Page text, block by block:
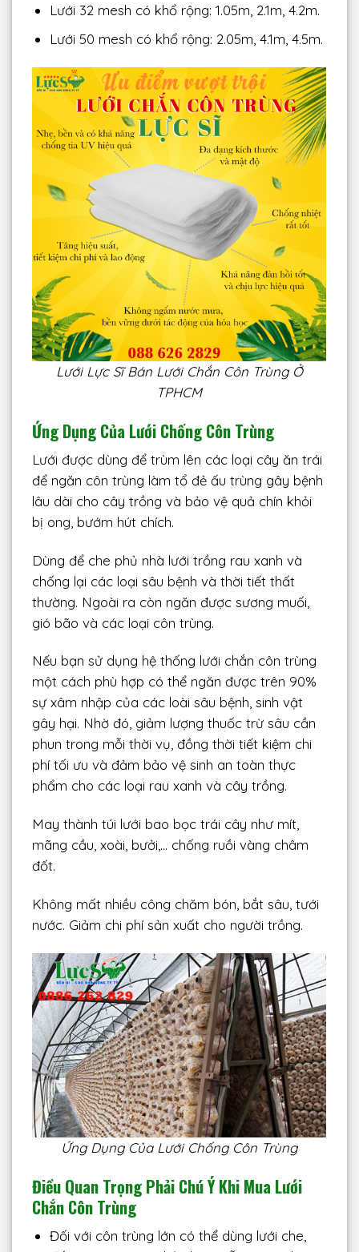
Lưới 32 mesh có khổ rộng: 1.05m, 2.1m, 4.2m.
Lưới 50 mesh có khổ rộng: 2.05m, 4.1m, 4.5m.
Lưới Lực Sĩ Bán Lưới Chắn Côn Trùng Ở
TPHCM
Ứng Dụng Của Lưới Chống Côn Trùng
Lưới được dùng để trùm lên các loại cây ăn trái
để ngăn côn trùng làm tổ đẻ ấu trùng gây bệnh
lâu dài cho cây trồng và bảo vệ quả chín khỏi
bị ong, bướm hút chích.
Dùng để che phủ nhà lưới trồng rau xanh và
chống lại các loại sâu bệnh và thời tiết thất
thường. Ngoài ra còn ngăn được sương muối,
gió bão và các loại côn trùng.
Nếu bạn sử dụng hệ thống lưới chắn côn trùng
một cách phù hợp có thể ngăn được trên 90%
sự xâm nhập của các loài sâu bệnh, sinh vật
gây hại. Nhờ đó, giảm lượng thuốc trừ sâu cần
phun trong mỗi thời vụ, đồng thời tiết kiệm chi
phí tối ưu và đảm bảo vệ sinh an toàn thực
phẩm cho các loại rau xanh và cây trồng.
May thành túi lưới bao bọc trái cây như mít,
mãng cầu, xoài, bưởi,… chống ruồi vàng châm
đốt.
Không mất nhiều công chăm bón, bắt sâu, tưới
nước. Giảm chi phí sản xuất cho người trồng.
Ứng Dụng Của Lưới Chống Côn Trùng
Điều Quan Trọng Phải Chú Ý Khi Mua Lưới
Chắn Côn Trùng
Đối với côn trùng lớn có thể dùng lưới che,